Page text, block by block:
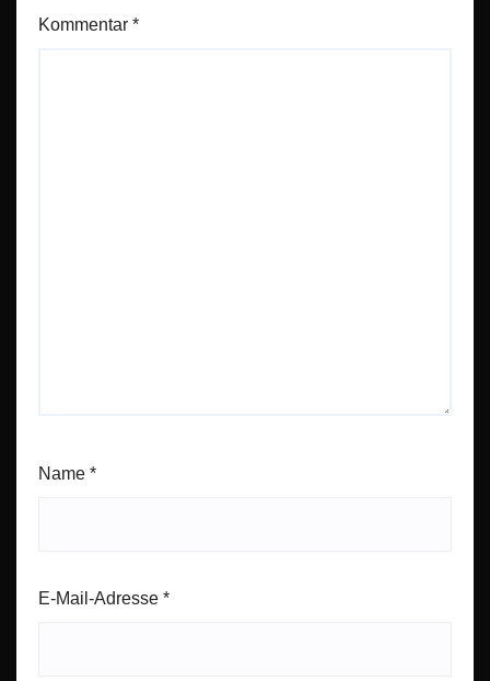
Kommentar *
Name *
E-Mail-Adresse *